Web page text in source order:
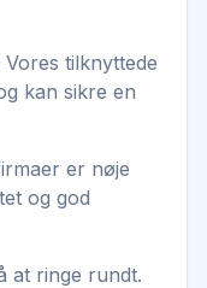
Vores tilknyttede
kan sikre en
er nøje
og god
at ringe rundt.